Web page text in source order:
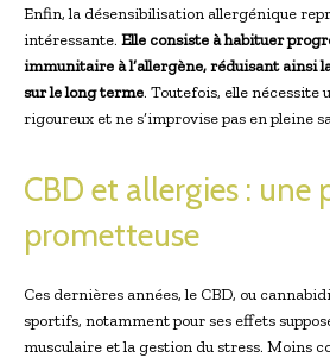
Enfin, la désensibilisation allergénique
intéressante. Elle consiste à habituer
immunitaire à l’allergène, réduisant ainsi
sur le long terme. Toutefois, elle nécessite
rigoureux et ne s’improvise pas en pleine
CBD et allergies : une
prometteuse
Ces dernières années, le CBD, ou
sportifs, notamment pour ses effets
musculaire et la gestion du stress. Moins